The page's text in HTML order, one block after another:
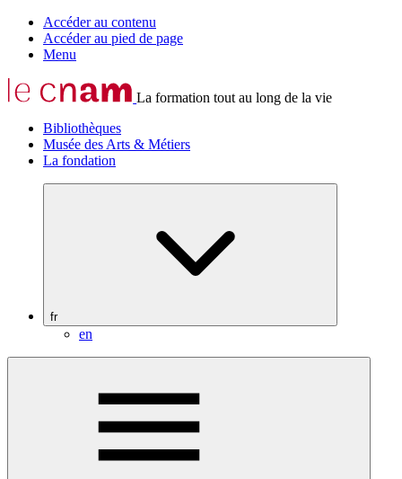
Accéder au contenu
Accéder au pied de page
Menu
La formation tout au long de la vie
Bibliothèques
Musée des Arts & Métiers
La fondation
fr
en